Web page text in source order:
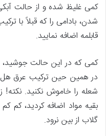
کمی غلیظ شده و از حالت
شدن، بادامی را که قبلاً با
قابلمه اضافه نمایید.
کمی که در این حالت
در همین حین ترکیب عرق هل
شعله را خاموش نکنید.
بقیه مواد اضافه کردید، کم
گلاب از بین نرود.